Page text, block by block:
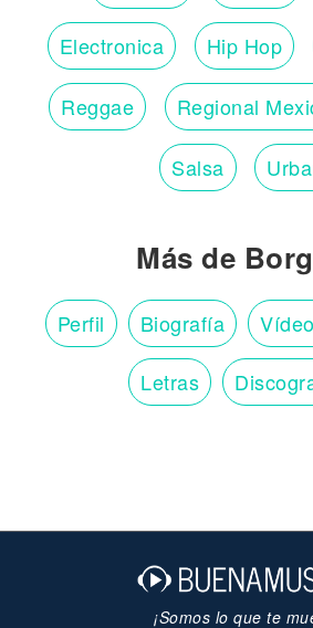
Electronica Hip Hop
Reggae Regional
Salsa
Más de
Perfil Biografía
Letras
¡Somos lo que te